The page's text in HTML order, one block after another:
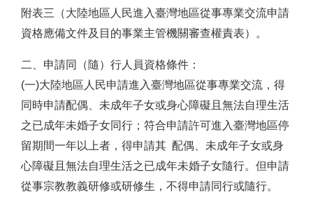
附表三（大陸地區人民進入臺灣地區從事專業交流申請
資格應備文件及目的事業主管機關審查權責表）。
二、申請同（隨）行人員資格條件：
(一)大陸地區人民申請進入臺灣地區從事專業交流，得
同時申請配偶、未成年子女或身心障礙且無法自理生活
之已成年未婚子女同行；符合申請許可進入臺灣地區停
留期間一年以上者，得申請其 配偶、未成年子女或身
心障礙且無法自理生活之已成年未婚子女隨行。但申請
從事宗教教義研修或研修生，不得申請同行或隨行。